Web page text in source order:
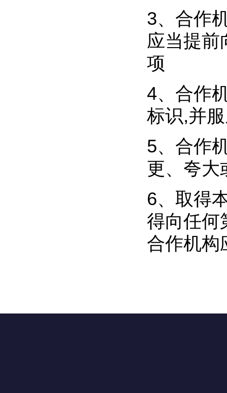
3、合作
应当提前
项
4、合作
标识,并
5、合作
更、夸大
6、取得
得向任何
合作机构